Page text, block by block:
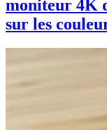
moniteur 4K
sur les